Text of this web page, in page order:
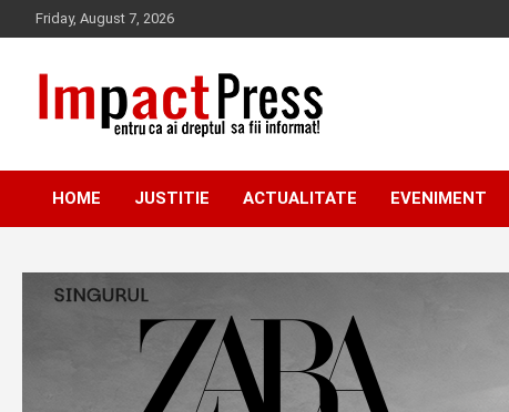
to
Friday, August 7, 2026
IMPACTPRESS
HOME JUSTITIE ACTUALITATE EVENIMENT